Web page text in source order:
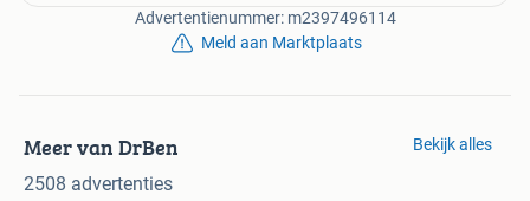
Advertentienummer: m2397496114
Meld aan Marktplaats
Meer van DrBen
2508 advertenties
Bekijk alles